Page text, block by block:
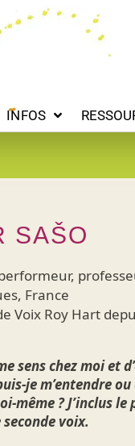
INFOS
RESSOURCES
SAŠO
France
Voix Roy Hart
sens chez moi
je m’entendre
même ? J’inclus
voix.